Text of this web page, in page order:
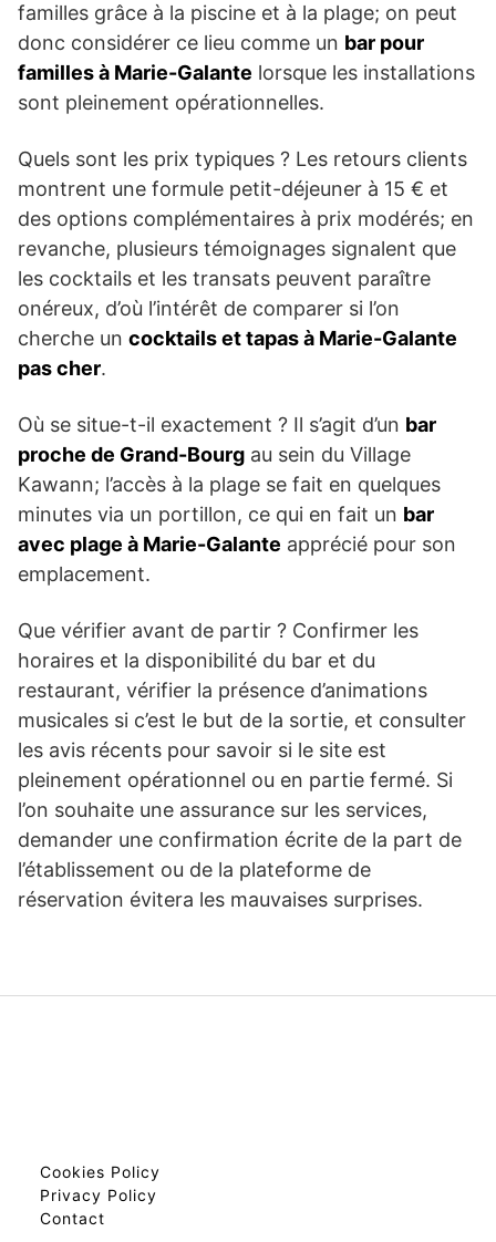
familles grâce à la piscine et à la plage; on peut
donc considérer ce lieu comme un bar pour
familles à Marie-Galante lorsque les installations
sont pleinement opérationnelles.
Quels sont les prix typiques ? Les retours clients
montrent une formule petit-déjeuner à 15 € et
des options complémentaires à prix modérés; en
revanche, plusieurs témoignages signalent que
les cocktails et les transats peuvent paraître
onéreux, d’où l’intérêt de comparer si l’on
cherche un cocktails et tapas à Marie-Galante
pas cher.
Où se situe-t-il exactement ? Il s’agit d’un bar
proche de Grand-Bourg au sein du Village
Kawann; l’accès à la plage se fait en quelques
minutes via un portillon, ce qui en fait un bar
avec plage à Marie-Galante apprécié pour son
emplacement.
Que vérifier avant de partir ? Confirmer les
horaires et la disponibilité du bar et du
restaurant, vérifier la présence d’animations
musicales si c’est le but de la sortie, et consulter
les avis récents pour savoir si le site est
pleinement opérationnel ou en partie fermé. Si
l’on souhaite une assurance sur les services,
demander une confirmation écrite de la part de
l’établissement ou de la plateforme de
réservation évitera les mauvaises surprises.
Cookies Policy
Privacy Policy
Contact